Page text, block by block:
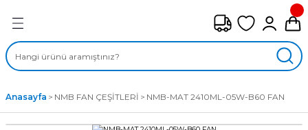
ÇEŞİTLERİ
Anasayfa NMB FAN ÇEŞİTLERİ NMB-MAT 2410ML-05W-B60 FAN